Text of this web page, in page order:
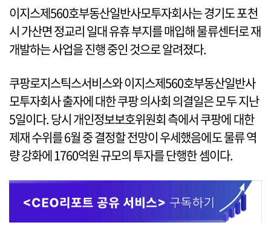
이지스제560호부동산일반사모투자회사는 경기도 포천
시 가산면 정교리 일대 유휴 부지를 매입해 물류센터로 재
개발하는 사업을 진행 중인 것으로 알려졌다.
쿠팡로지스틱스서비스와 이지스제560호부동산일반사
모투자회사 출자에 대한 쿠팡 의사회 의결일은 모두 지난
5일이다. 당시 개인정보보호위원회 측에서 쿠팡에 대한
제재 수위를 6월 중 결정할 전망이 우세했음에도 물류 역
량 강화에 1760억원 규모의 투자를 단행한 셈이다.